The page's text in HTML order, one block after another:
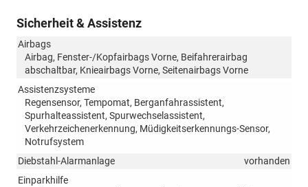
Sicherheit & Assistenz
Airbags
Airbag, Fenster-/Kopfairbags Vorne, Beifahrerairbag
abschaltbar, Knieairbags Vorne, Seitenairbags Vorne
Assistenzsysteme
Regensensor, Tempomat, Berganfahrassistent,
Spurhalteassistent, Spurwechselassistent,
Verkehrzeichenerkennung, Müdigkeitserkennungs-Sensor,
Notrufsystem
Diebstahl-Alarmanlage
vorhanden
Einparkhilfe